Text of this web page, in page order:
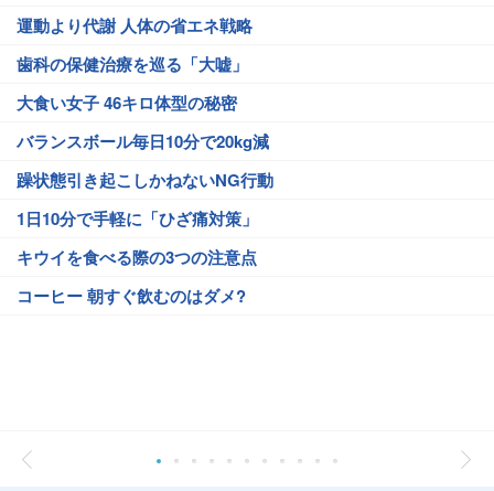
運動より代謝 人体の省エネ戦略
歯科の保健治療を巡る「大嘘」
大食い女子 46キロ体型の秘密
バランスボール毎日10分で20kg減
躁状態引き起こしかねないNG行動
1日10分で手軽に「ひざ痛対策」
キウイを食べる際の3つの注意点
コーヒー 朝すぐ飲むのはダメ?